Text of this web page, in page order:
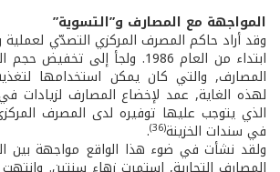
المواجهة مع المصارف و”التسوية”
وقد أراد حاكم المصرف المركزي التصدّي لعملية
ابتداء من العام 1986. ولجأ إلى
المصارف, والتي كان يمكن استخدامها
لهذه الغاية, عمد لإخضاع المصارف لزيادات
الذي يتوجب عليها توفيره لدى المصرف
في سندات الخزينة(36)
.
ولقد نشأت في ضوء هذا الواقع مواجهة بين